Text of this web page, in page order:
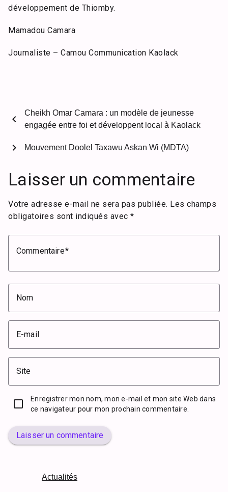
développement de Thiomby.
Mamadou Camara
Journaliste – Camou Communication Kaolack
chevron_left
Cheikh Omar Camara : un modèle de jeunesse
engagée entre foi et développent local à Kaolack
Mouvement Doolel Taxawu Askan Wi (MDTA)
chevron_right
Laisser un commentaire
Votre adresse e-mail ne sera pas publiée. Les champs
obligatoires sont indiqués avec *
Commentaire
Nom
E-mail
Site
Enregistrer mon nom, mon e-mail et mon site Web dans
ce navigateur pour mon prochain commentaire.
Laisser un commentaire
Actualités